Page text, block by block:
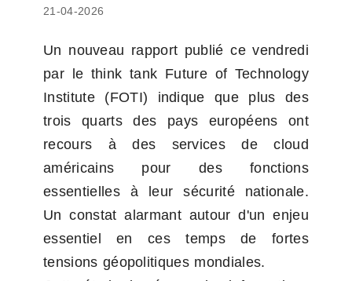
21-04-2026
Un nouveau rapport publié ce vendredi
par le think tank Future of Technology
Institute (FOTI) indique que plus des
trois quarts des pays européens ont
recours à des services de cloud
américains pour des fonctions
essentielles à leur sécurité nationale.
Un constat alarmant autour d'un enjeu
essentiel en ces temps de fortes
tensions géopolitiques mondiales.